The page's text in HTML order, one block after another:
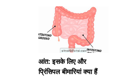
सटीक आवाज रखने में मदद
कर सकते हैं। अभ्यास के साथ
उपन्यास को सुधारने का
तरीका यहां बता
आंत: इसके लिए और
प्रिंसिपल बीमारियां क्या हैं